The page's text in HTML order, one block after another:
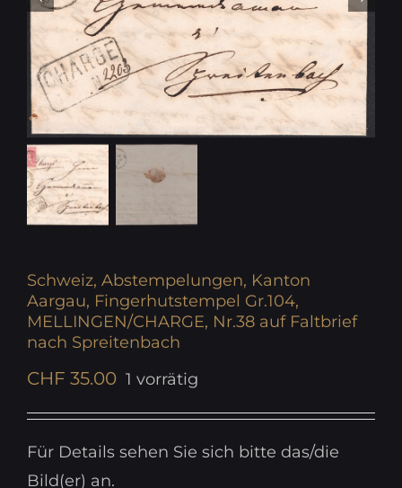
Schweiz, Abstempelungen, Kanton
Aargau, Fingerhutstempel Gr.104,
MELLINGEN/CHARGE, Nr.38 auf Faltbrief
nach Spreitenbach
CHF 35.00 1 vorrätig
Für Details sehen Sie sich bitte das/die
Bild(er) an.